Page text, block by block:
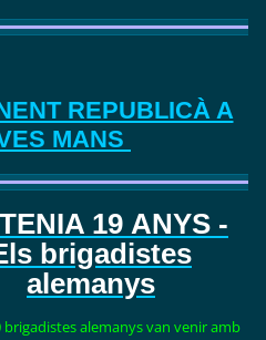
REPUBLICÀ A
MANS
19 ANYS -
brigadistes
alemanys
brigadistes alemanys van venir amb